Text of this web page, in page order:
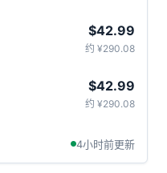
$42.99
约 ¥290.08
$42.99
约 ¥290.08
4小时前更新